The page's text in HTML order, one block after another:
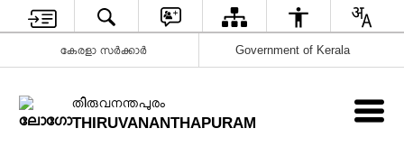
കേരളാ സർക്കാർ Government of Kerala
തിരുവനന്തപുരം
THIRUVANANTHAPURAM